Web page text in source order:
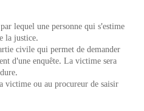
lequel une personne qui s'estime
la justice.
civile qui permet de demander
d'une enquête. La victime sera
ou au procureur de saisir